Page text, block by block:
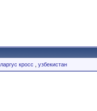
ларгус кросс узбекистан